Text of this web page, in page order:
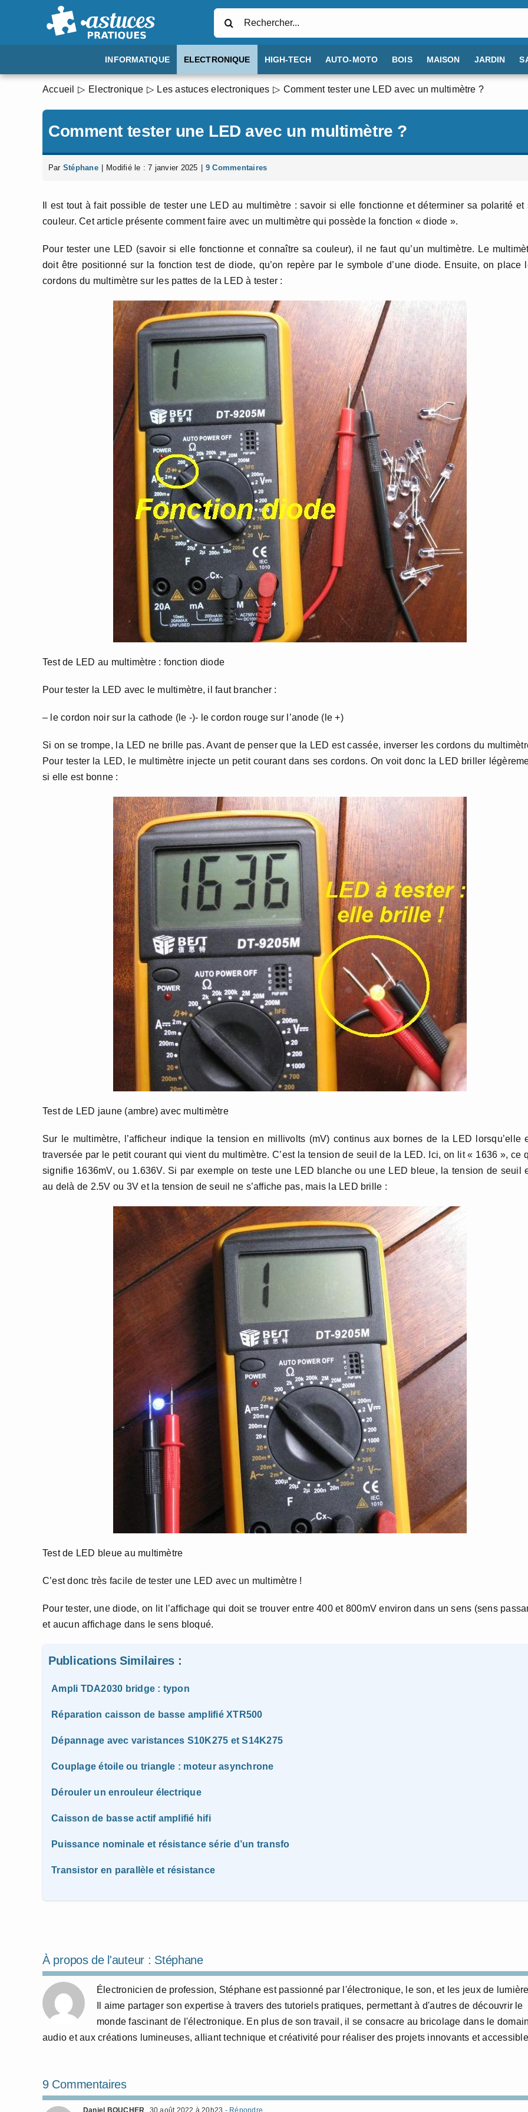
INFORMATIQUE ELECTRONIQUE HIGH-TECH AUTO-MOTO BOIS MAISON JARDIN
Accueil Electronique Les astuces electroniques Comment tester une LED avec un multimètre ?
Comment tester une LED avec un multimètre ?
Par Stéphane Modifié le : 7 janvier 2025 9 Commentaires
Il est tout à fait possible de tester une LED au multimètre : savoir si elle fonctionne et déterminer sa polarité et
couleur. Cet article présente comment faire avec un multimètre qui possède la fonction « diode ».
Pour tester une LED (savoir si elle fonctionne et connaître sa couleur), il ne faut qu’un multimètre. Le
doit être positionné sur la fonction test de diode, qu’on repère par le symbole d’une diode. Ensuite, on place
cordons du multimètre sur les pattes de la LED à tester :
Test de LED au multimètre : fonction diode
Pour tester la LED avec le multimètre, il faut brancher :
– le cordon noir sur la cathode (le -)- le cordon rouge sur l’anode (le +)
Si on se trompe, la LED ne brille pas. Avant de penser que la LED est cassée, inverser les cordons du
Pour tester la LED, le multimètre injecte un petit courant dans ses cordons. On voit donc la LED briller
si elle est bonne :
Test de LED jaune (ambre) avec multimètre
Sur le multimètre, l’afficheur indique la tension en millivolts (mV) continus aux bornes de la LED lorsqu’elle
traversée par le petit courant qui vient du multimètre. C’est la tension de seuil de la LED. Ici, on lit « 1636 », ce
signifie 1636mV, ou 1.636V. Si par exemple on teste une LED blanche ou une LED bleue, la tension de seuil
au delà de 2.5V ou 3V et la tension de seuil ne s’affiche pas, mais la LED brille :
Test de LED bleue au multimètre
C’est donc très facile de tester une LED avec un multimètre !
Pour tester, une diode, on lit l’affichage qui doit se trouver entre 400 et 800mV environ dans un sens (sens
et aucun affichage dans le sens bloqué.
Publications Similaires :
Ampli TDA2030 bridge : typon
Réparation caisson de basse amplifié XTR500
Dépannage avec varistances S10K275 et S14K275
Couplage étoile ou triangle : moteur asynchrone
Dérouler un enrouleur électrique
Caisson de basse actif amplifié hifi
Puissance nominale et résistance série d’un transfo
Transistor en parallèle et résistance
À propos de l'auteur : Stéphane
Électronicien de profession, Stéphane est passionné par l'électronique, le son, et les jeux de
Il aime partager son expertise à travers des tutoriels pratiques, permettant à d'autres de découvrir le
monde fascinant de l'électronique. En plus de son travail, il se consacre au bricolage dans le
audio et aux créations lumineuses, alliant technique et créativité pour réaliser des projets innovants et
9 Commentaires
Daniel BOUCHER 30 août 2022 à 20h23 - Répondre